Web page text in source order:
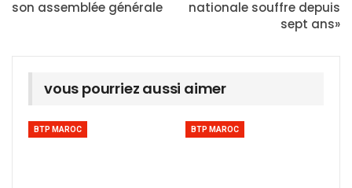
son assemblée générale
nationale souffre depuis
sept ans»
vous pourriez aussi aimer
BTP MAROC BTP MAROC